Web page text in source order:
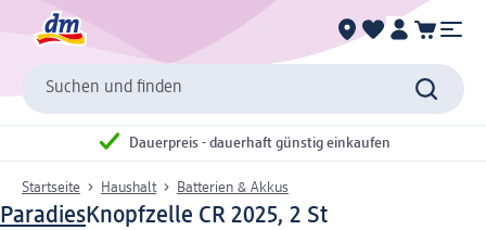
Suchen und finden
Dauerpreis - dauerhaft günstig einkaufen
Startseite Haushalt Batterien & Akkus
ParadiesKnopfzelle CR 2025, 2 St